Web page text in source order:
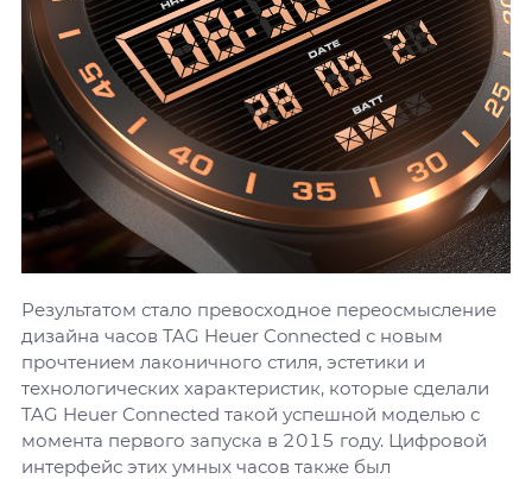
Результатом стало превосходное переосмысление
дизайна часов TAG Heuer Connected с новым
прочтением лаконичного стиля, эстетики и
технологических характеристик, которые сделали
TAG Heuer Connected такой успешной моделью с
момента первого запуска в 2015 году. Цифровой
интерфейс этих умных часов также был